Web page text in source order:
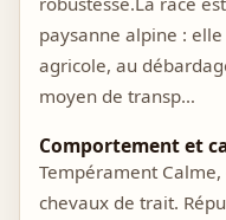
paysanne alpine :
agricole, au
moyen de transp…
Comportement et
Tempérament
chevaux de trait.